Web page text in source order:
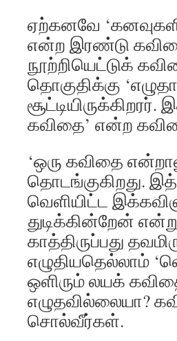
ஏற்கனவே
என்ற இரண்டு
நூற்றியெட்டுக்
தொகுதிக்கு
கவிதை’ என்ற
‘ஒரு கவிதை
தொடங்குகிறது.
வெளியிட்ட
துடிக்கின்றேன்
காத்திருப்பது
எழுதியதெல்லாம்
ஒளிரும் லயக்
எழுதவில்லையா?
சொல்வீர்கள்.